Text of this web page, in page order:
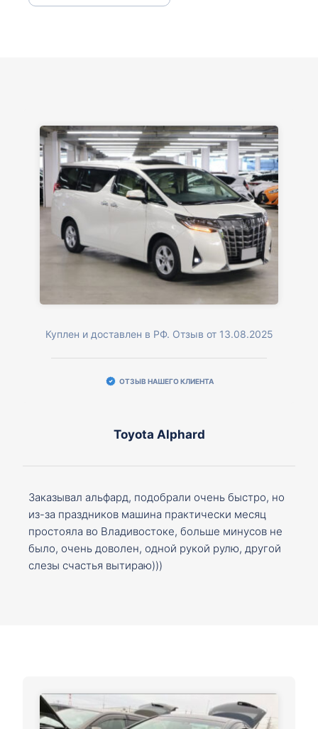
Куплен и доставлен в РФ. Отзыв от 13.08.2025
ОТЗЫВ НАШЕГО КЛИЕНТА
Toyota Alphard
Заказывал альфард, подобрали очень быстро, но
из-за праздников машина практически месяц
простояла во Владивостоке, больше минусов не
было, очень доволен, одной рукой рулю, другой
слезы счастья вытираю)))